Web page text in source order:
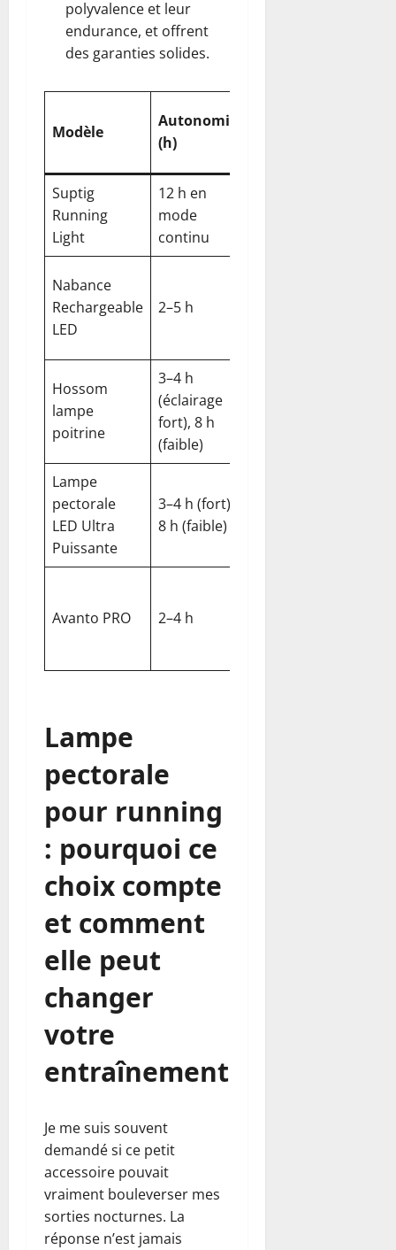
polyvalence et leur
endurance, et offrent
des garanties solides.
Modèle
Autonomie
(h)
Suptig
Running
Light
12 h en
mode
continu
Nabance
Rechargeable
LED
2–5 h
Hossom
lampe
poitrine
3–4 h
(éclairage
fort), 8 h
(faible)
Lampe
pectorale
LED Ultra
Puissante
3–4 h (fort),
8 h (faible)
Avanto PRO 2–4 h
Lampe
pectorale
pour running
: pourquoi ce
choix compte
et comment
elle peut
changer
votre
entraînement
Je me suis souvent
demandé si ce petit
accessoire pouvait
vraiment bouleverser mes
sorties nocturnes. La
réponse n’est jamais